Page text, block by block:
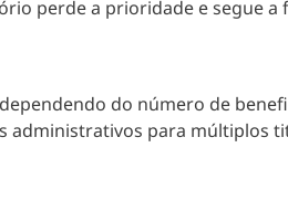
perde a prioridade e segue a
do número de
administrativos para múltiplos